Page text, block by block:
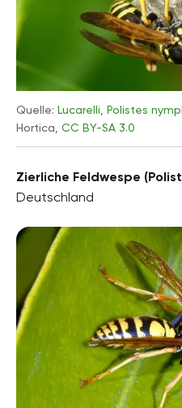
Quelle: Lucarelli, Polistes
Hortica, CC BY-SA 3.0
Zierliche Feldwespe (
Deutschland